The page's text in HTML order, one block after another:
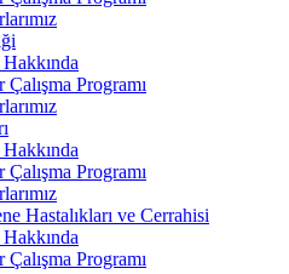
Programı
Programı
Hastalıkları ve Cerrahisi
Programı